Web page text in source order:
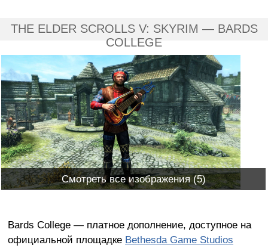
THE ELDER SCROLLS V: SKYRIM — BARDS
COLLEGE
Смотреть все изображения (5)
Bards College — платное дополнение, доступное на
официальной площадке Bethesda Game Studios